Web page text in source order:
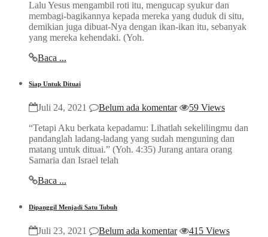
Lalu Yesus mengambil roti itu, mengucap syukur dan
membagi-bagikannya kepada mereka yang duduk di situ,
demikian juga dibuat-Nya dengan ikan-ikan itu, sebanyak
yang mereka kehendaki. (Yoh.
Baca ...
Siap Untuk Dituai
Juli 24, 2021 Belum ada komentar
59 Views
“Tetapi Aku berkata kepadamu: Lihatlah sekelilingmu dan
pandanglah ladang-ladang yang sudah menguning dan
matang untuk dituai.” (Yoh. 4:35) Jurang antara orang
Samaria dan Israel telah
Baca ...
Dipanggil Menjadi Satu Tubuh
Juli 23, 2021 Belum ada komentar
415 Views